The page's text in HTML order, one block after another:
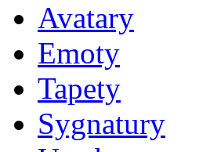
Avatary
Emoty
Tapety
Sygnatury